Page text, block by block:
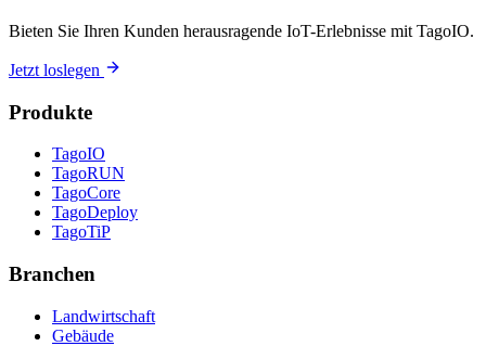
Bieten Sie Ihren Kunden herausragende IoT-Erlebnisse mit TagoIO.
Jetzt loslegen
Produkte
TagoIO
TagoRUN
TagoCore
TagoDeploy
TagoTiP
Branchen
Landwirtschaft
Gebäude